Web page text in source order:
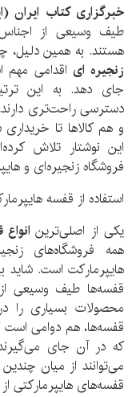
خبرگزاری کتاب ایران
طیف وسیعی از اجناس
هستند. به همین دلیل،
زنجیرهای اقدامی مهم
جای دهد. به این
دسترسی راحت‌تری
و هم کالاها تا
این نوشتار تلاش
فروشگاه زنجیره‌ای و
استفاده از قفسه
یکی از اصلی‌ترینانواع
همه فروشگاه‌های
هایپرمارکت است.
قفسه‌ها طیف وسیعی
محصولات بسیاری را
قفسه‌ها، هم دوامی است
که در آن جای
می‌توانند از میان
قفسه‌های هایپرمارکتی